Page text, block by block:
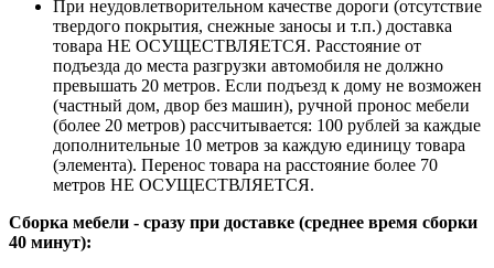
При неудовлетворительном качестве дороги (отсутствие
твердого покрытия, снежные заносы и т.п.) доставка
товара НЕ ОСУЩЕСТВЛЯЕТСЯ. Расстояние от
подъезда до места разгрузки автомобиля не должно
превышать 20 метров. Если подъезд к дому не возможен
(частный дом, двор без машин), ручной пронос мебели
(более 20 метров) рассчитывается: 100 рублей за каждые
дополнительные 10 метров за каждую единицу товара
(элемента). Перенос товара на расстояние более 70
метров НЕ ОСУЩЕСТВЛЯЕТСЯ.
Сборка мебели - сразу при доставке (среднее время сборки
40 минут):